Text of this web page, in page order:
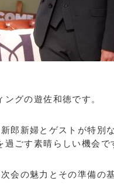
ングの遊佐和徳です。
郎新婦とゲストが特別
過ごす素晴らしい機会で
会の魅力とその準備の